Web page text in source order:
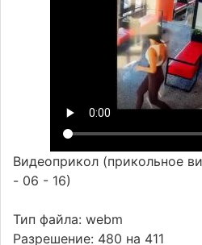
Видеоприкол (прикольное
- 06 - 16)
Тип файла: webm
Разрешение: 480 на 411